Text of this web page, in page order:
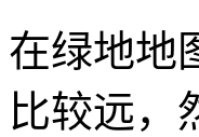
在绿地地
比较远，